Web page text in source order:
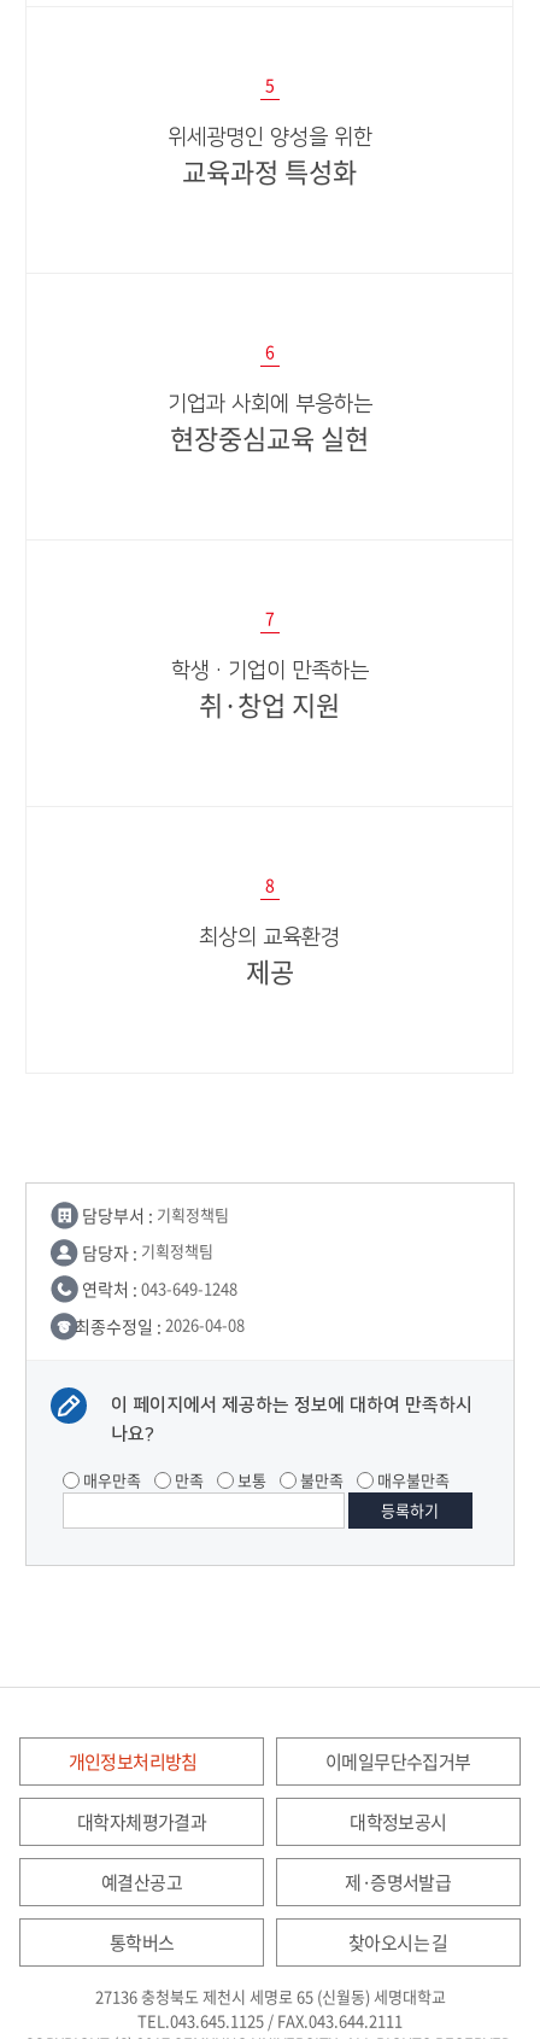
5
위세광명인 양성을 위한
교육과정 특성화​​
6
기업과 사회에 부응하는
현장중심교육 실현
7
학생·기업이 만족하는
취·창업 지원​​
8
최상의 교육환경
제공
담당부서 : 기획정책팀
담당자 : 기획정책팀
연락처 : 043-649-1248
최종수정일 : 2026-04-08
이 페이지에서 제공하는 정보에 대하여 만족하시
나요?
매우만족 만족 보통 불만족 매우불만족
개인정보처리방침 이메일무단수집거부
대학자체평가결과 대학정보공시
예결산공고 제·증명서발급
통학버스 찾아오시는 길
27136 충청북도 제천시 세명로 65 (신월동) 세명대학교
TEL.043.645.1125 / FAX.043.644.2111